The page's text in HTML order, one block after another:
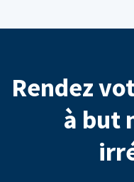
Rendez
à but